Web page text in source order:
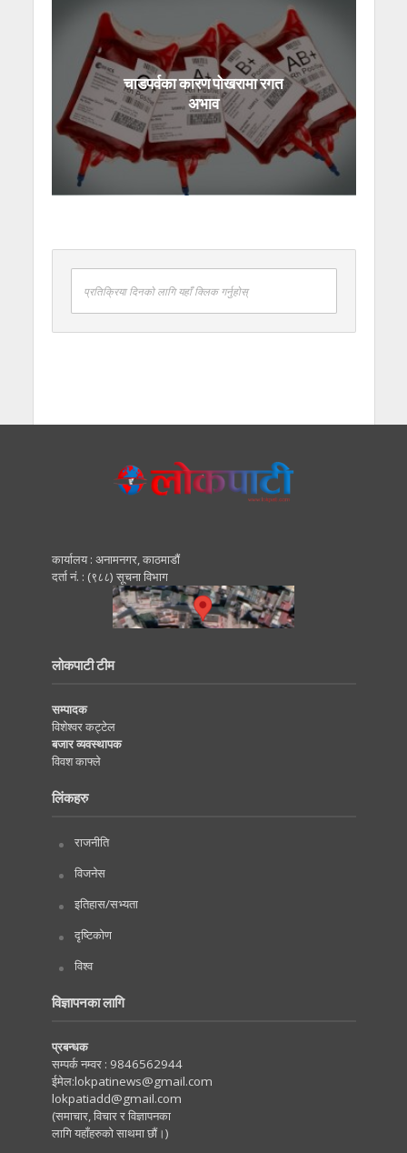
चाडपर्वका कारण पोखरामा रगत
अभाव
प्रतिक्रिया दिनको लागि यहाँ क्लिक गर्नुहोस्
कार्यालय : अनामनगर, काठमाडाैं
दर्ता नं. : (९८८) सूचना विभाग
लोकपाटी टीम
सम्पादक
विशेश्वर कट्टेल
बजार व्यवस्थापक
विवश काफ्ले
लिंकहरु
राजनीति
विजनेस
इतिहास/सभ्यता
दृष्टिकोण
विश्व
विज्ञापनका लागि
प्रबन्धक
सम्पर्क नम्वर : 9846562944
ईमेल:lokpatinews@gmail.com
lokpatiadd@gmail.com
(समाचार, विचार र विज्ञापनका
लागि यहाँहरुको साथमा छौं।)